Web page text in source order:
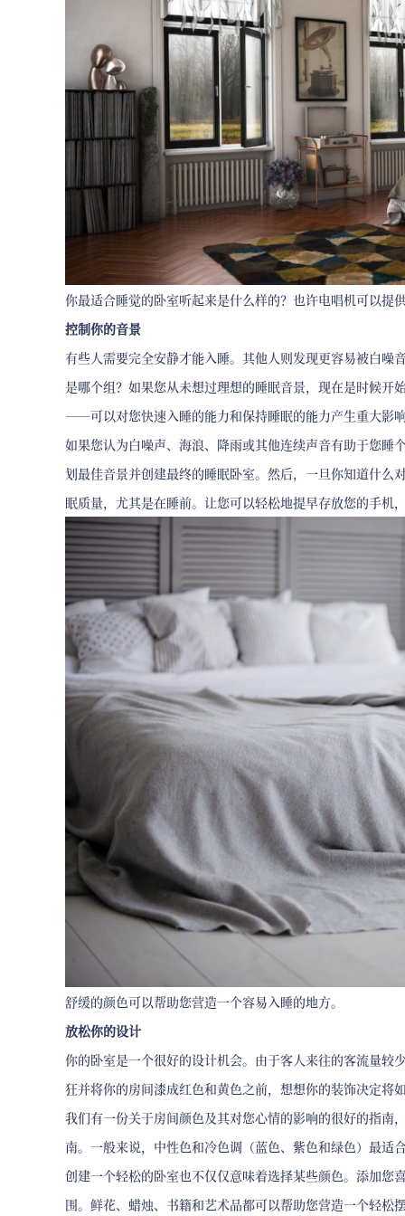
你最适合睡觉的卧室听起来是什么样的？也许电唱机可以提
控制你的音景
有些人需要完全安静才能入睡。其他人则发现更容易被白
是哪个组？如果您从未想过理想的睡眠音景，现在是时候
——可以对您快速入睡的能力和保持睡眠的能力产生重大影
如果您认为白噪声、海浪、降雨或其他连续声音有助于您
划最佳音景并创建最终的睡眠卧室。然后，一旦你知道什
眠质量，尤其是在睡前。让您可以轻松地提早存放您的手机
舒缓的颜色可以帮助您营造一个容易入睡的地方。
放松你的设计
你的卧室是一个很好的设计机会。由于客人来往的客流量
狂并将你的房间漆成红色和黄色之前，想想你的装饰决定将
我们有一份关于房间颜色及其对您心情的影响的很好的指
南。一般来说，中性色和冷色调（蓝色、紫色和绿色）最
创建一个轻松的卧室也不仅仅意味着选择某些颜色。添加
围。鲜花、蜡烛、书籍和艺术品都可以帮助您营造一个轻